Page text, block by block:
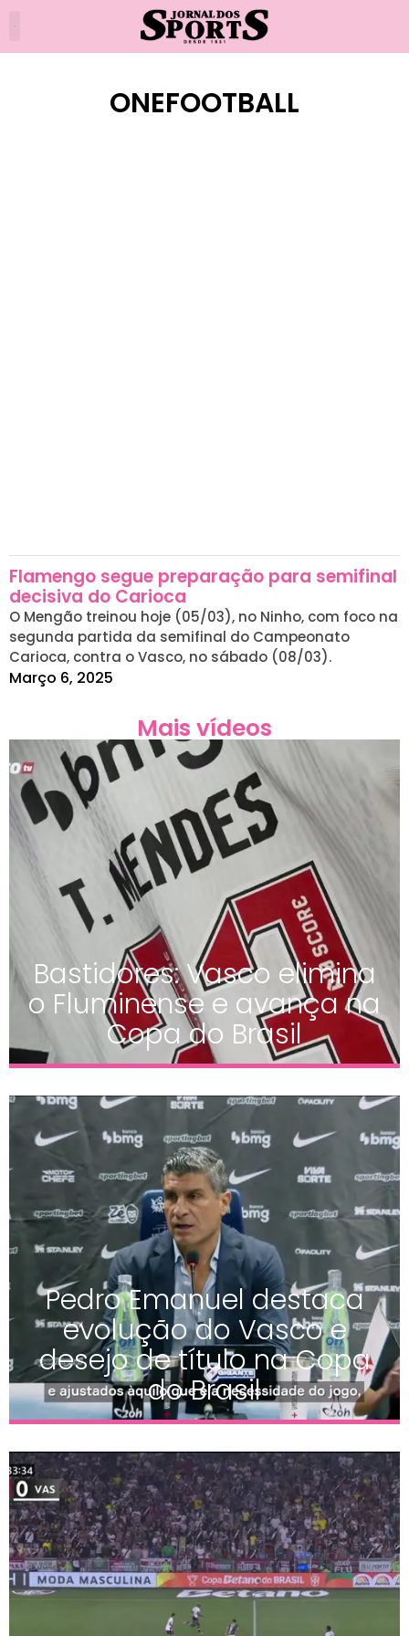
ONEFOOTBALL
Flamengo segue preparação para semifinal
decisiva do Carioca
O Mengão treinou hoje (05/03), no Ninho, com foco na
segunda partida da semifinal do Campeonato
Carioca, contra o Vasco, no sábado (08/03).
Março 6, 2025
Mais vídeos
Bastidores: Vasco elimina
o Fluminense e avança na
Copa do Brasil
Pedro Emanuel destaca
evolução do Vasco e
desejo de título na Copa
do Brasil